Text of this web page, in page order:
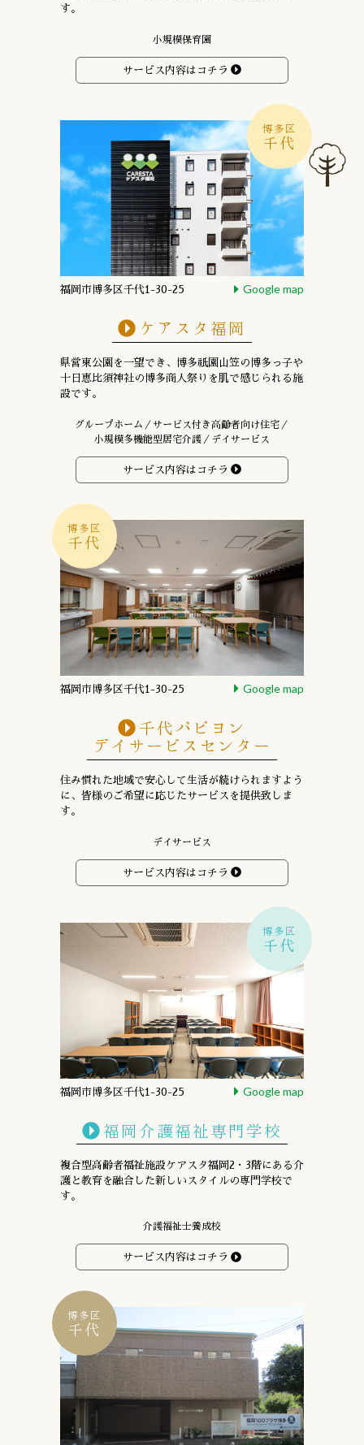
す。
小規模保育園
サービス内容はコチラ
福岡市博多区千代1-30-25 Google map
博多区
千代
ケアスタ福岡
県営東公園を一望でき、 博多祇園山笠の博多っ子や
十日恵比須神社の博多商人祭りを肌で感じられる施
設です。
グループホーム／サービス付き高齢者向け住宅／
小規模多機能型居宅介護／デイサービス
サービス内容はコチラ
福岡市博多区千代1-30-25 Google map
博多区
千代
千代パピヨン
デイサービスセンター
住み慣れた地域で安心して生活が続けられますよう
に、 皆様のご希望に応じたサービスを提供致しま
す。
デイサービス
サービス内容はコチラ
福岡市博多区千代1-30-25 Google map
博多区
千代
福岡介護福祉専門学校
複合型高齢者福祉施設ケアスタ福岡2・3階にある介
護と教育を融合した新しいスタイルの専門学校で
す。
介護福祉士養成校
サービス内容はコチラ
博多区
千代